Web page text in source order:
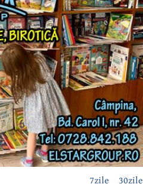
30zile
7zile